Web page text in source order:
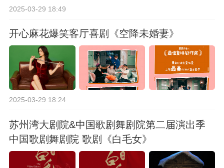
2025-03-29 18:49
开心麻花爆笑客厅喜剧《空降未婚妻》
2025-03-29 18:24
苏州湾大剧院&中国歌剧舞剧院第二届演出季
中国歌剧舞剧院 歌剧《白毛女》